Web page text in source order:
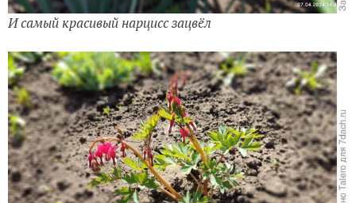
И самый красивый нарцисс зацвёл